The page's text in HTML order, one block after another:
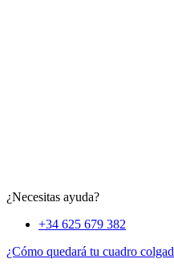
¿Necesitas ayuda?
+34 625 679 382
¿Cómo quedará tu cuadro